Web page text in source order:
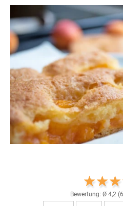
Bewertung: Ø 4,2 (